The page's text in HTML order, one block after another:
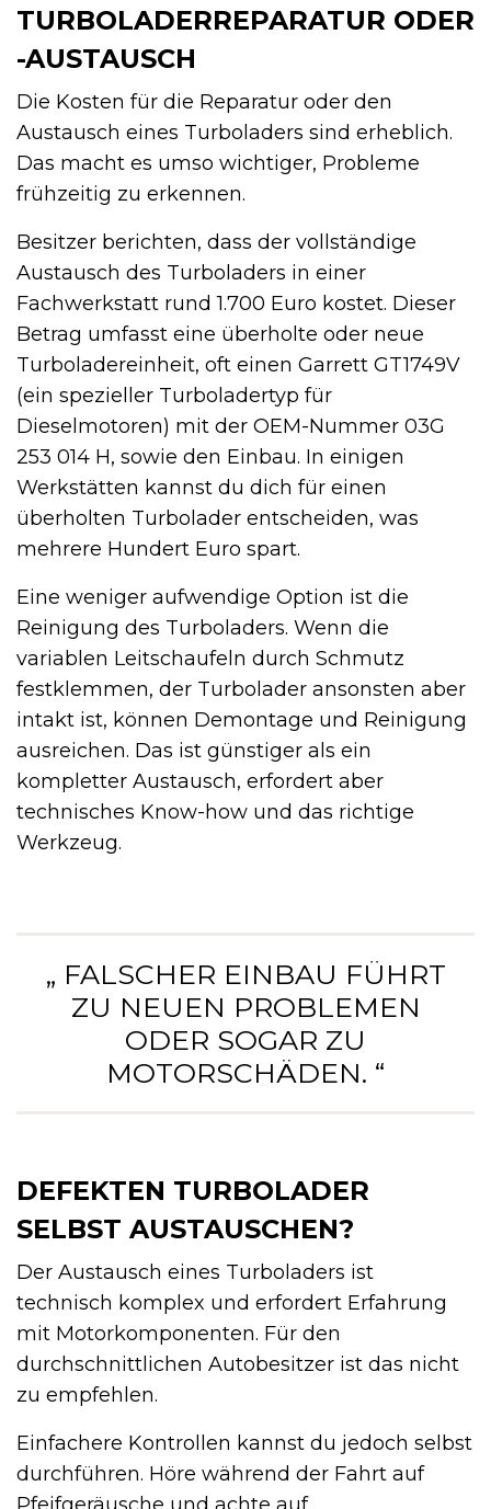
TURBOLADERREPARATUR ODER
-AUSTAUSCH
Die Kosten für die Reparatur oder den
Austausch eines Turboladers sind erheblich.
Das macht es umso wichtiger, Probleme
frühzeitig zu erkennen.
Besitzer berichten, dass der vollständige
Austausch des Turboladers in einer
Fachwerkstatt rund 1.700 Euro kostet. Dieser
Betrag umfasst eine überholte oder neue
Turboladereinheit, oft einen Garrett GT1749V
(ein spezieller Turboladertyp für
Dieselmotoren) mit der OEM-Nummer 03G
253 014 H, sowie den Einbau. In einigen
Werkstätten kannst du dich für einen
überholten Turbolader entscheiden, was
mehrere Hundert Euro spart.
Eine weniger aufwendige Option ist die
Reinigung des Turboladers. Wenn die
variablen Leitschaufeln durch Schmutz
festklemmen, der Turbolader ansonsten aber
intakt ist, können Demontage und Reinigung
ausreichen. Das ist günstiger als ein
kompletter Austausch, erfordert aber
technisches Know-how und das richtige
Werkzeug.
„ FALSCHER EINBAU FÜHRT
ZU NEUEN PROBLEMEN
ODER SOGAR ZU
MOTORSCHÄDEN. “
DEFEKTEN TURBOLADER
SELBST AUSTAUSCHEN?
Der Austausch eines Turboladers ist
technisch komplex und erfordert Erfahrung
mit Motorkomponenten. Für den
durchschnittlichen Autobesitzer ist das nicht
zu empfehlen.
Einfachere Kontrollen kannst du jedoch selbst
durchführen. Höre während der Fahrt auf